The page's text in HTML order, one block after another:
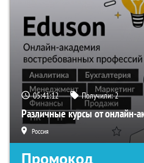
05:41:12 Получили:2
Различные курсы от онлайн-
Россия
Промокод